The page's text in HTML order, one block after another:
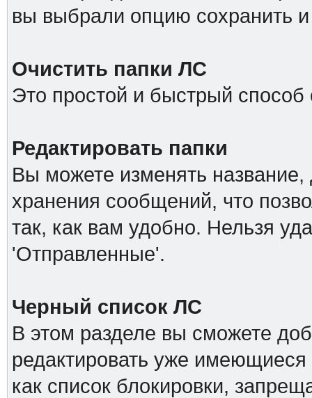
вы выбрали опцию сохранить и
Очистить папки ЛС
Это простой и быстрый способ
Редактировать папки
Вы можете изменять название,
хранения сообщений, что
так, как вам удобно. Нельзя
'Отправленные'.
Черный список ЛС
В этом разделе вы сможете
редактировать уже имеющиеся
как список блокировки,